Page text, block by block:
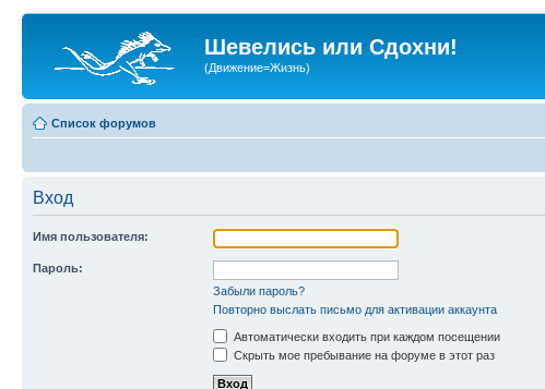
Шевелись или Сдохни!
(Движение=Жизнь)
Список форумов
Вход
Имя пользователя:
Пароль:
Забыли пароль?
Повторно выслать письмо для активации аккаунта
Автоматически входить при каждом посещении
Скрыть мое пребывание на форуме в этот раз